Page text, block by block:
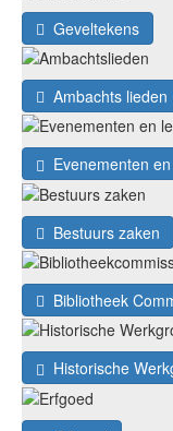
Geveltekens
Ambachts lieden
Evenementen
Bestuurs zaken
Bibliotheek
Historische